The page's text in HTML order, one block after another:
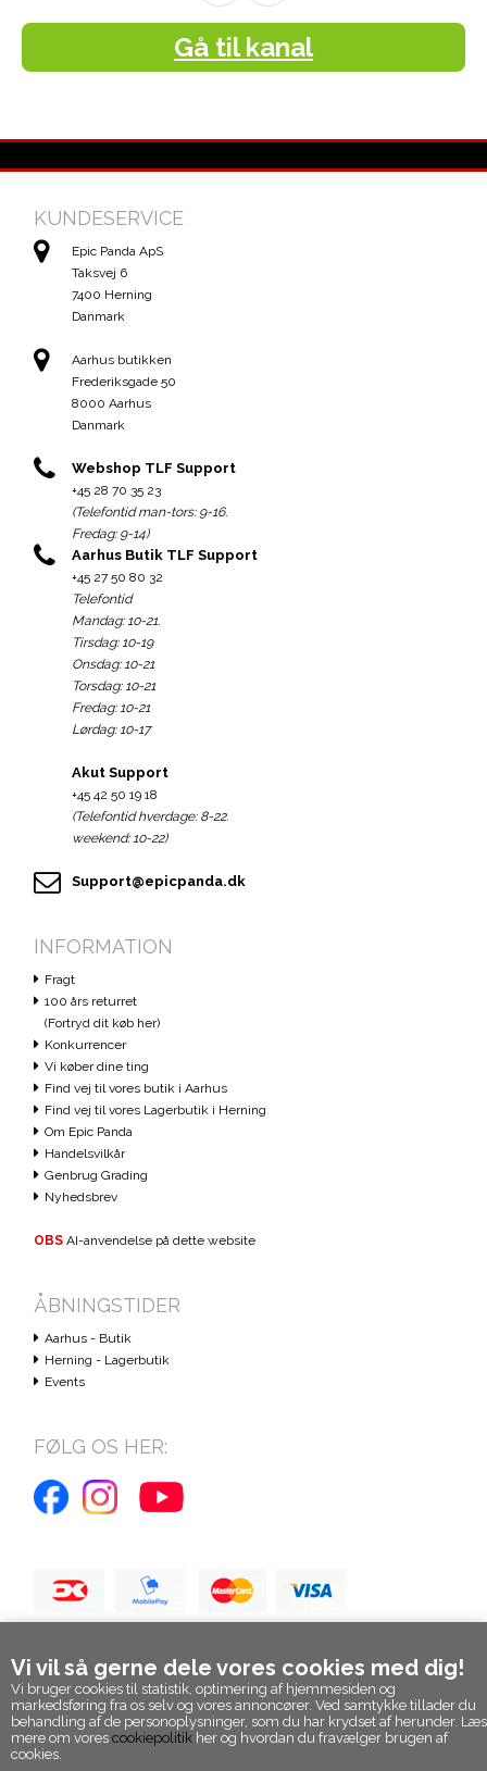
Vi vil så gerne dele vores cookies med dig!
Vi bruger cookies til statistik, optimering af hjemmesiden og
markedsføring fra os selv og vores annoncører. Ved samtykke tillader du
behandling af de personoplysninger, som du har krydset af herunder. Læs
mere om vores cookiepolitik her og hvordan du fravælger brugen af
cookies.
Gå til kanal
KUNDESERVICE
Epic Panda ApS
Taksvej 6
7400 Herning
Danmark
Aarhus butikken
Frederiksgade 50
8000 Aarhus
Danmark
Webshop TLF Support
+45 28 70 35 23
(Telefontid man-tors: 9-16.
Fredag: 9-14)
Aarhus Butik TLF Support
+45 27 50 80 32
Telefontid
Mandag: 10-21.
Tirsdag: 10-19
Onsdag: 10-21
Torsdag: 10-21
Fredag: 10-21
Lørdag: 10-17
Akut Support
+45 42 50 19 18
(Telefontid hverdage: 8-22.
weekend: 10-22)
Support@epicpanda.dk
INFORMATION
Fragt
100 års returret
(Fortryd dit køb her)
Konkurrencer
Vi køber dine ting
Find vej til vores butik i Aarhus
Find vej til vores Lagerbutik i Herning
Om Epic Panda
Handelsvilkår
Genbrug Grading
Nyhedsbrev
OBS AI-anvendelse på dette website
ÅBNINGSTIDER
Aarhus - Butik
Herning - Lagerbutik
Events
FØLG OS HER: